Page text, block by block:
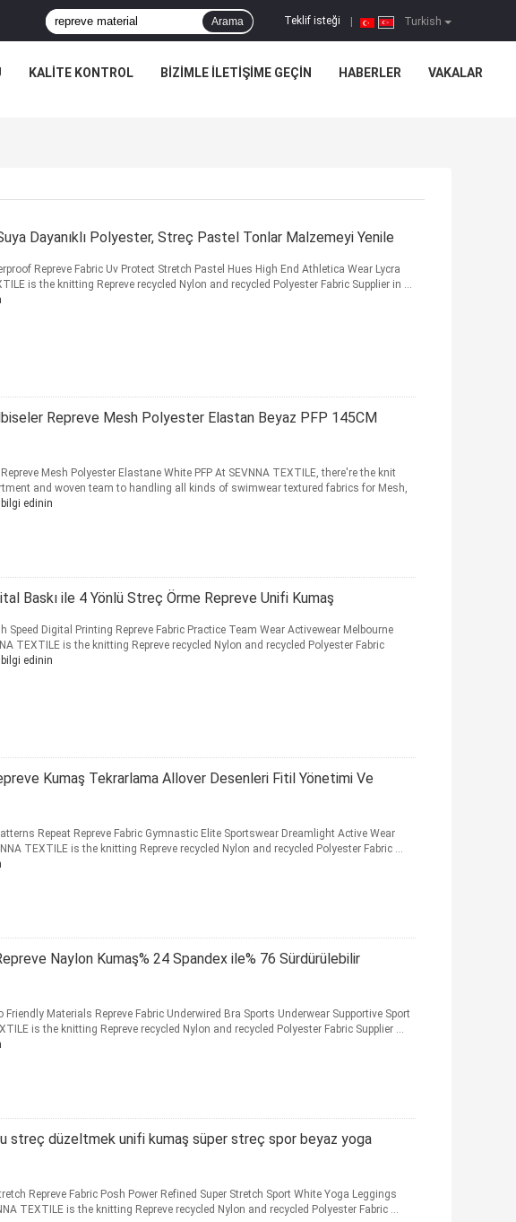
Turkish
Teklif isteği
Arama
KALITE KONTROL BIZIMLE ILETIŞIME GEÇIN HABERLER VAKALAR
Dayanıklı Polyester, Streç Pastel Tonlar Malzemeyi Yenile
Repreve Fabric Uv Protect Stretch Pastel Hues High End Athletica Wear Lycra
is the knitting Repreve recycled Nylon and recycled Polyester Fabric Supplier in ...
Repreve Mesh Polyester Elastan Beyaz PFP 145CM
Mesh Polyester Elastane White PFP At SEVNNA TEXTILE, there're the knit
and woven team to handling all kinds of swimwear textured fabrics for Mesh,
edinin
Baskı ile 4 Yönlü Streç Örme Repreve Unifi Kumaş
Speed Digital Printing Repreve Fabric Practice Team Wear Activewear Melbourne
TEXTILE is the knitting Repreve recycled Nylon and recycled Polyester Fabric
edinin
Kumaş Tekrarlama Allover Desenleri Fitil Yönetimi Ve
Repeat Repreve Fabric Gymnastic Elite Sportswear Dreamlight Active Wear
TEXTILE is the knitting Repreve recycled Nylon and recycled Polyester Fabric ...
Naylon Kumaş% 24 Spandex ile% 76 Sürdürülebilir
Friendly Materials Repreve Fabric Underwired Bra Sports Underwear Supportive Sport
is the knitting Repreve recycled Nylon and recycled Polyester Fabric Supplier ...
streç düzeltmek unifi kumaş süper streç spor beyaz yoga
Repreve Fabric Posh Power Refined Super Stretch Sport White Yoga Leggings
TEXTILE is the knitting Repreve recycled Nylon and recycled Polyester Fabric ...